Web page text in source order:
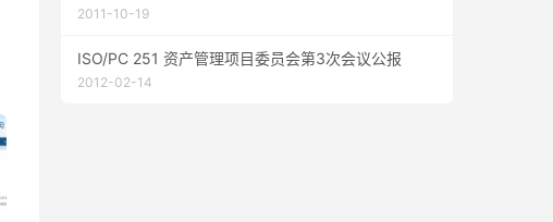
2011-10-19
ISO/PC 251 资产管理项目委员会第3次会议公报
2012-02-14